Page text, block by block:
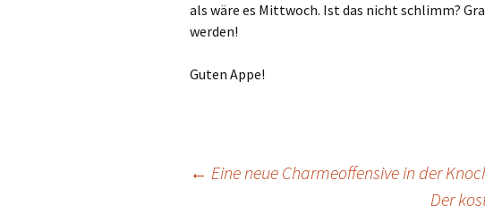
als wäre es Mittwoch. Ist das nicht schlimm?
werden!
Guten Appe!
Beitragsnavigation
← Eine neue Charmeoffensive in der
Der